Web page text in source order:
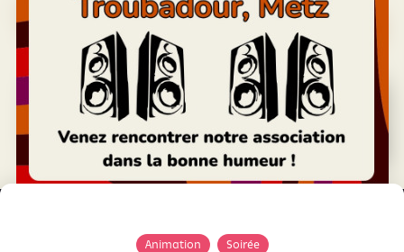
Animation Soirée